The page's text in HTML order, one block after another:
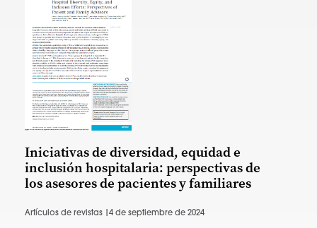
Iniciativas de diversidad, equidad e
inclusión hospitalaria: perspectivas de
los asesores de pacientes y familiares
Artículos de revistas | 4 de septiembre de 2024